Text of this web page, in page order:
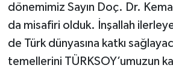
dönemimiz Sayın Doç. Dr.
da misafiri olduk. İnşallah
de Türk dünyasına katkı
temellerini TÜRKSOY’umuzun